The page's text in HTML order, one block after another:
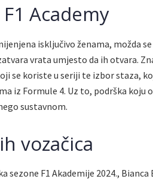
Academy
isključivo ženama, možda
vrata umjesto da ih otvara.
se koriste u seriji te izbor staza,
iz Formule 4. Uz to, podrška koju
sustavnom.
vozačica
sezone F1 Akademije 2024.,